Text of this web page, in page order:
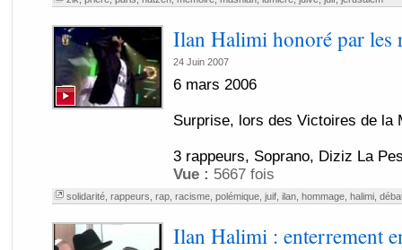
Ilan Halimi honoré par les
24 Juin 2007
6 mars 2006
Surprise, lors des Victoires de la
3 rappeurs, Soprano, Diziz La
Vue : 5667 fois
solidarité, rappeurs rap, racisme, polémique, juif, ilan, hommage, halimi,
Ilan Halimi : enterrement